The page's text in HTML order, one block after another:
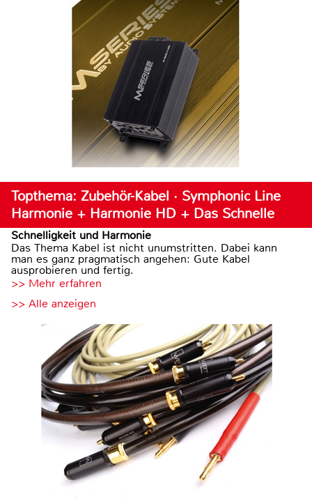
Topthema: Zubehör-Kabel · Symphonic Line
Harmonie + Harmonie HD + Das Schnelle
Schnelligkeit und Harmonie
Das Thema Kabel ist nicht unumstritten. Dabei kann
man es ganz pragmatisch angehen: Gute Kabel
ausprobieren und fertig.
>> Mehr erfahren
>> Alle anzeigen